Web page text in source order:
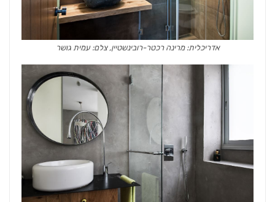
אדריכלית: מרינה רכטר-רובינשטיין, צלם: עמית גושר